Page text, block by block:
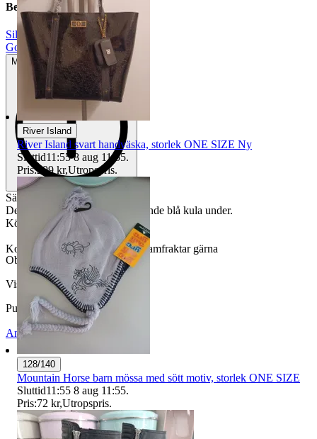
Beskrivning
Silver |
Gott använt skick
Mindre tecken på användning
Säljer ett sött hänge I 925 silver.
Delfin med en hängande skimrande blå kula under.
Köpt på -90 talet.
Kolla in mina andra auktioner, samfraktar gärna
Objektnr
741 162 755
Visningar 113
Publicerad 19 jul 19:01
Anmäl Sälj liknande
River Island
River Island svart handväska, storlek ONE SIZE Ny
Sluttid11:55 8 aug 11:55.
Pris:299 kr,Utropspris.
128/140
Mountain Horse barn mössa med sött motiv, storlek ONE SIZE
Sluttid11:55 8 aug 11:55.
Pris:72 kr,Utropspris.